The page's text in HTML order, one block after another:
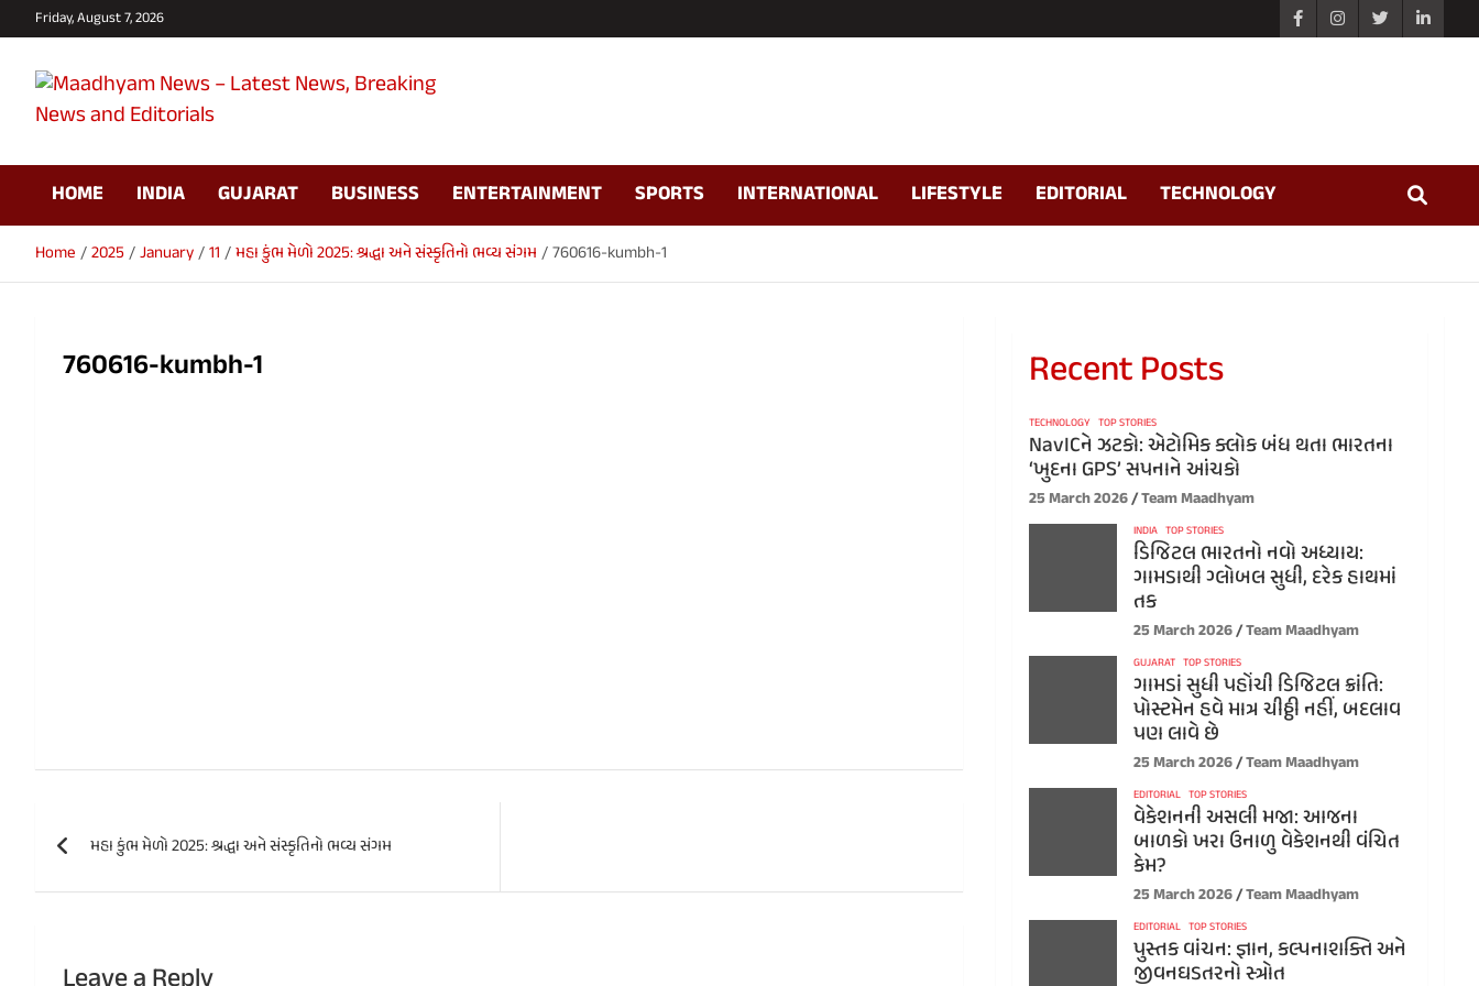
to
Friday, August 7, 2026
Maadhyam News –
Latest News, Breaking
News and Editorials
HOME INDIA GUJARAT BUSINESS ENTERTAINMENT SPORTS INTERNATIONAL LIFESTYLE EDITORIAL TECHNOLOGY
Home 2025 January 11 મહા કુંભ મેળો 2025: શ્રદ્ધા અને સંસ્કૃતિનો ભવ્ય સંગમ 760616-kumbh-1
760616-kumbh-1
Post
navigation
મહા કુંભ મેળો 2025: શ્રદ્ધા અને સંસ્કૃતિનો ભવ્ય સંગમ
Recent Posts
TECHNOLOGY TOP STORIES
NavICને ઝટકો: એટોમિક ક્લોક બંધ થતા ભારતના
‘ખુદના GPS’ સપનાને આંચકો
25 March 2026 Team Maadhyam
INDIA TOP STORIES
ડિજિટલ ભારતનો નવો અધ્યાય:
ગામડાથી ગ્લોબલ સુધી, દરેક હાથમાં
તક
25 March 2026 Team Maadhyam
GUJARAT TOP STORIES
ગામડાં સુધી પહોંચી ડિજિટલ ક્રાંતિ:
પોસ્ટમેન હવે માત્ર ચીઠ્ઠી નહીં, બદલાવ
પણ લાવે છે
25 March 2026 Team Maadhyam
EDITORIAL TOP STORIES
વેકેશનની અસલી મજા: આજના
બાળકો ખરા ઉનાળુ વેકેશનથી વંચિત
કેમ?
25 March 2026 Team Maadhyam
EDITORIAL TOP STORIES
પુસ્તક વાંચન: જ્ઞાન, કલ્પનાશક્તિ અને
જીવનઘડતરનો સ્ત્રોત